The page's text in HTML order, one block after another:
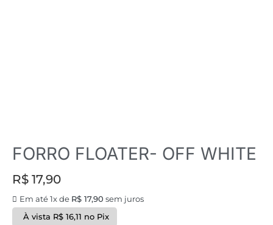
FORRO FLOATER- OFF WHITE
R$ 17,90
Em até 1x de R$ 17,90 sem juros
À vista R$16,11 no Pix